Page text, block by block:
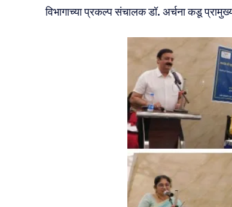
विभागाच्या प्रकल्प संचालक डॉ. अर्चना कडू